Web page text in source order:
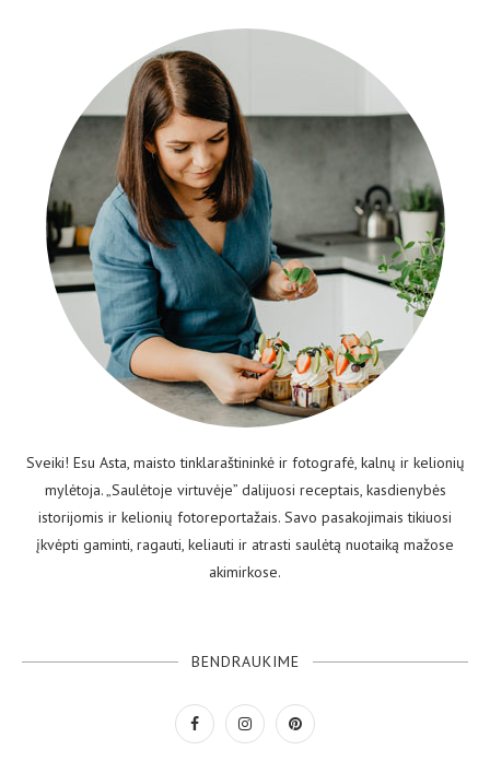
Sveiki! Esu Asta, maisto tinklaraštininkė ir fotografė, kalnų ir kelionių
mylėtoja. „Saulėtoje virtuvėje” dalijuosi receptais, kasdienybės
istorijomis ir kelionių fotoreportažais. Savo pasakojimais tikiuosi
įkvėpti gaminti, ragauti, keliauti ir atrasti saulėtą nuotaiką mažose
akimirkose.
BENDRAUKIME